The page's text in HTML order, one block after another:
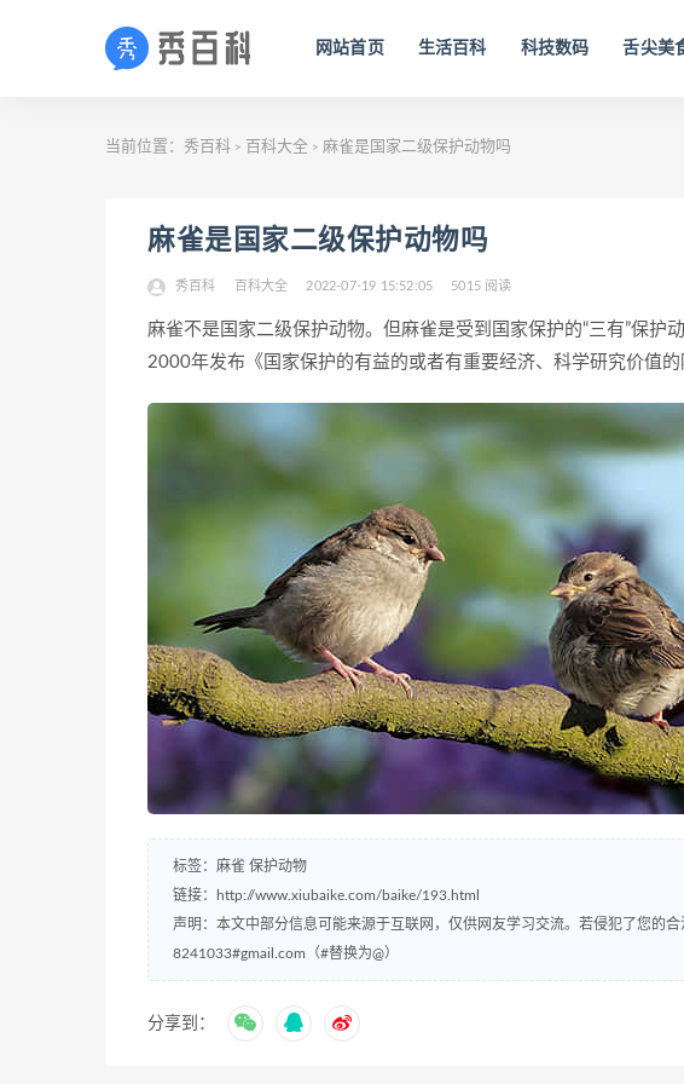
网站首页 生活百科 科技数码 舌尖美
当前位置： 秀百科 > 百科大全 > 麻雀是国家二级保护动物吗
麻雀是国家二级保护动物吗
秀百科 百科大全 2022-07-19 15:52:05 5015 阅读
麻雀不是国家二级保护动物。但麻雀是受到国家保护的“三有”保护
2000年发布《国家保护的有益的或者有重要经济、科学研究价值
标签： 麻雀 保护动物
链接：
http://www.xiubaike.com/baike/193.html
声明：本文中部分信息可能来源于互联网，仅供网友学习交流。若侵犯了您的合
8241033#gmail.com（#替换为@）
分享到：